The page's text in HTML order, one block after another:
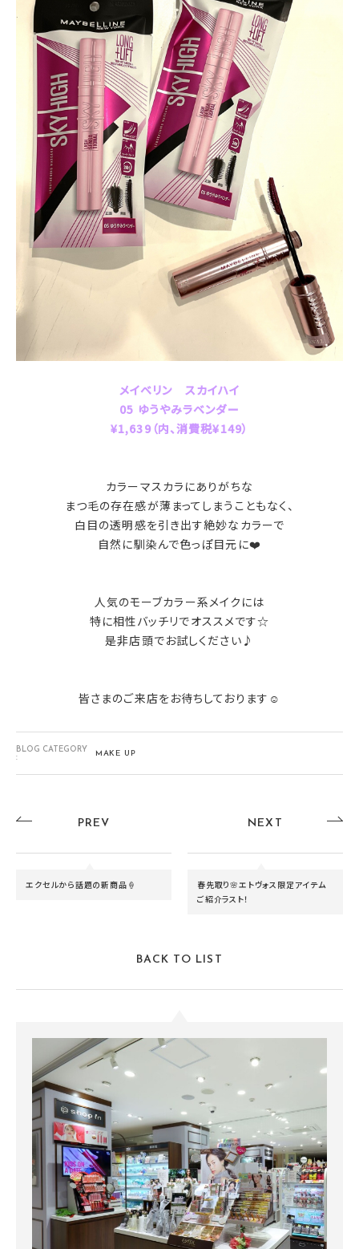
メイベリン スカイハイ
05 ゆうやみラベンダー
¥1,639（内、消費税¥149）
カラーマスカラにありがちな
まつ毛の存在感が薄まってしまうこともなく、
白目の透明感を引き出す絶妙なカラーで
自然に馴染んで色っぽ目元に❤️
人気のモーブカラー系メイクには
特に相性バッチリでオススメです☆
是非店頭でお試しください♪
皆さまのご来店をお待ちしております☺️
BLOG CATEGORY
:
MAKE UP
PREV
エクセルから話題の新商品🍦
NEXT
春先取り🌸エトヴォス限定アイテム
ご紹介ラスト！
BACK TO LIST